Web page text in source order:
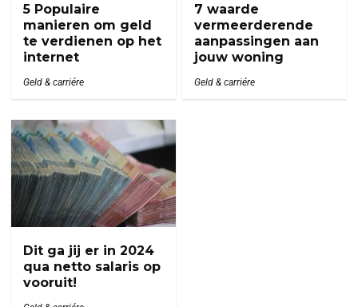
5 Populaire
manieren om geld
te verdienen op het
internet
Geld & carriére
7 waarde
vermeerderende
aanpassingen aan
jouw woning
Geld & carriére
Dit ga jij er in 2024
qua netto salaris op
vooruit!